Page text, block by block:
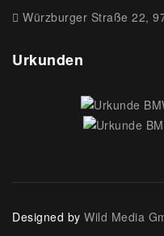
Würzburger Straße 22,
Urkunden
Designed by Wild Media